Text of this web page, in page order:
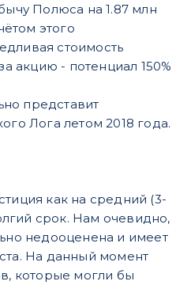
Полюса на 1.87 млн
этого
стоимость
акцию - потенциал 150%
представит
Лога летом 2018 года.
как на средний (3-
срок. Нам очевидно,
недооценена и имеет
На данный момент
которые могли бы